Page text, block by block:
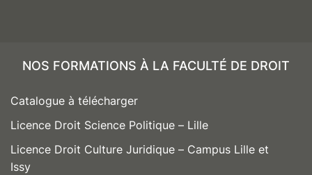
NOS FORMATIONS À LA FACULTÉ DE DROIT
Catalogue à télécharger
Licence Droit Science Politique – Lille
Licence Droit Culture Juridique – Campus Lille et
Issy